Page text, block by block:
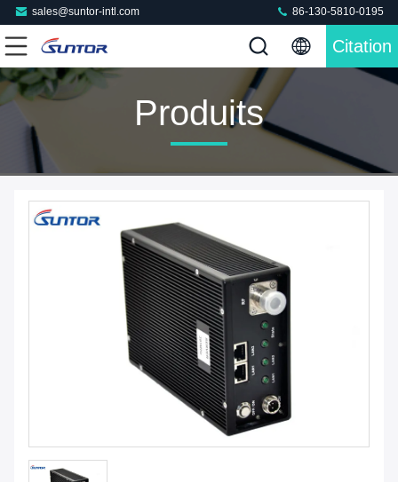
sales@suntor-intl.com 86-130-5810-0195
Citation
Produits